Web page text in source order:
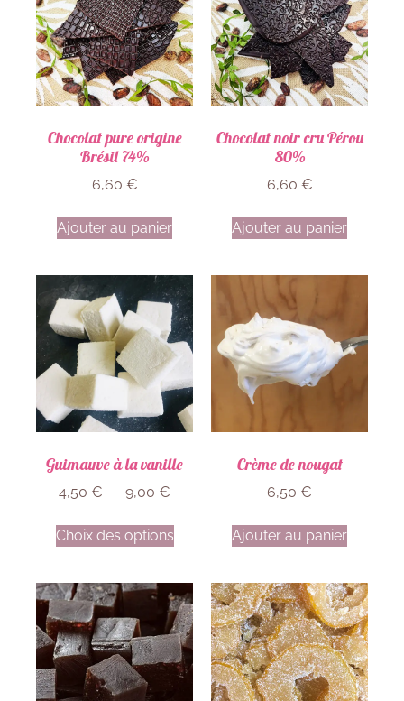
Chocolat pure origine
Brésil 74%
6,60 €
Ajouter au panier
Chocolat noir cru Pérou
80%
6,60 €
Ajouter au panier
Guimauve à la vanille
4,50 € – 9,00 €
Choix des options
Crème de nougat
6,50 €
Ajouter au panier